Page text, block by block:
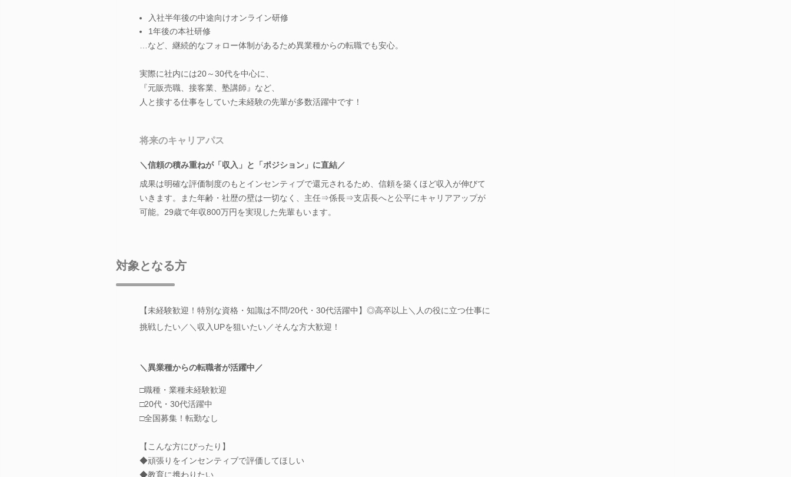
入社半年後の中途向けオンライン研修
1年後の本社研修
…など、継続的なフォロー体制があるため異業種からの転職でも安心。
実際に社内には20～30代を中心に、
『元販売職、接客業、塾講師』など、
人と接する仕事をしていた未経験の先輩が多数活躍中です！
将来のキャリアパス
＼信頼の積み重ねが「収入」と「ポジション」に直結／
成果は明確な評価制度のもとインセンティブで還元されるため、信頼を築くほど収入が伸びて
いきます。また年齢・社歴の壁は一切なく、主任⇒係長⇒支店長へと公平にキャリアアップが
可能。29歳で年収800万円を実現した先輩もいます。
対象となる方
【未経験歓迎！特別な資格・知識は不問/20代・30代活躍中】◎高卒以上＼人の役に立つ仕事に
挑戦したい／＼収入UPを狙いたい／そんな方大歓迎！
＼異業種からの転職者が活躍中／
□職種・業種未経験歓迎
□20代・30代活躍中
□全国募集！転勤なし
【こんな方にぴったり】
◆頑張りをインセンティブで評価してほしい
◆教育に携わりたい